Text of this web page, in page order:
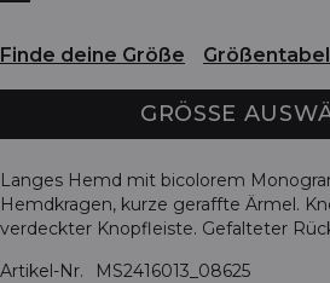
Finde deine Größe
GRÖSSE
Langes Hemd mit bicolorem
Hemdkragen, kurze geraffte Ärmel.
verdeckter Knopfleiste. Gefalteter
Artikel-Nr.
MS2416013_08625